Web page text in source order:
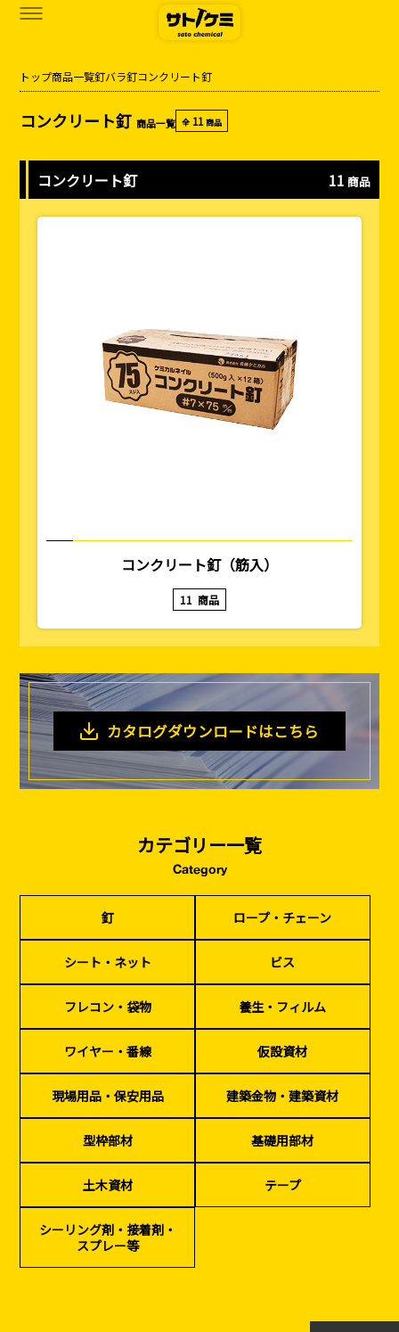
カタログダウンロード
サトケミって？
お知らせ
アクセス
ロープ・チェーン シート・ネット
フレコン・袋物
ワイヤー・番線
仮設資材 現場用品・保安用品 建築金物・建築資材
型枠部材
基礎用部材
テープ
シーリング剤・接着剤・スプレー等
カタログダウンロード
家、マンションを
建てる（建築）
塗装工事
基礎工事・
コンクリート
（型枠工事）
仮説・バリケード
を設ける
イベント設置・
バリケード（保安）
災害、台風対策
・復旧貢献
季節商材
解体・改修工事
トップ商品一覧釘バラ釘コンクリート釘
コンクリート釘 商品一覧 全 11 商品
コンクリート釘 11 商品
コンクリート釘（筋入）
11 商品
カタログダウンロードはこちら
カテゴリー一覧
Category
釘 ロープ・チェーン
シート・ネット ビス
フレコン・袋物 養生・フィルム
ワイヤー・番線 仮設資材
現場用品・保安用品 建築金物・建築資材
型枠部材 基礎用部材
土木資材 テープ
シーリング剤・接着剤・
スプレー等